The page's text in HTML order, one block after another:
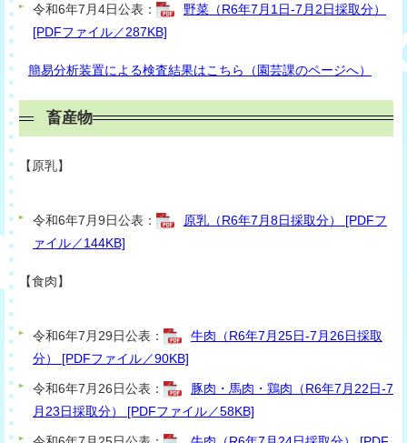
令和6年7月4日公表：
野菜（R6年7月1日-7月2日採取分）
[PDFファイル／287KB]
簡易分析装置による検査結果はこちら（園芸課のページへ）
畜産物
【原乳】
令和6年7月9日公表：
原乳（R6年7月8日採取分） [PDFフ
ァイル／144KB]
【食肉】
令和6年7月29日公表：
牛肉（R6年7月25日-7月26日採取
分） [PDFファイル／90KB]
令和6年7月26日公表：
豚肉・馬肉・鶏肉（R6年7月22日-7
月23日採取分） [PDFファイル／58KB]